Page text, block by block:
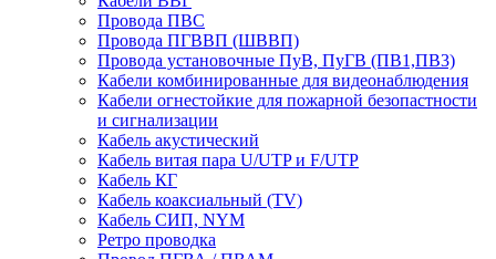
Провода ПВС
Провода ПГВВП (ШВВП)
Провода установочные ПуВ, ПуГВ (ПВ1,ПВ3)
Кабели комбинированные для видеонаблюдения
Кабели огнестойкие для пожарной безопастности
и сигнализации
Кабель акустический
Кабель витая пара U/UTP и F/UTP
Кабель КГ
Кабель коаксиальный (TV)
Кабель СИП, NYM
Ретро проводка